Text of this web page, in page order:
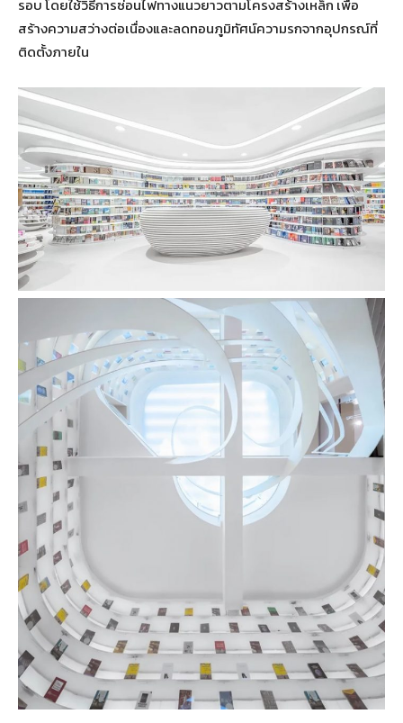
รอบ โดยใช้วิธีการซ่อนไฟทางแนวยาวตามโครงสร้างเหล็ก เพื่อ
สร้างความสว่างต่อเนื่องและลดทอนภูมิทัศน์ความรกจากอุปกรณ์ที่
ติดตั้งภายใน